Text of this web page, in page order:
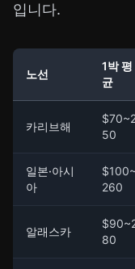
입니다.
노선
1박 평
균
카리브해
50
일본·아시
아
$100~
260
알래스카
80